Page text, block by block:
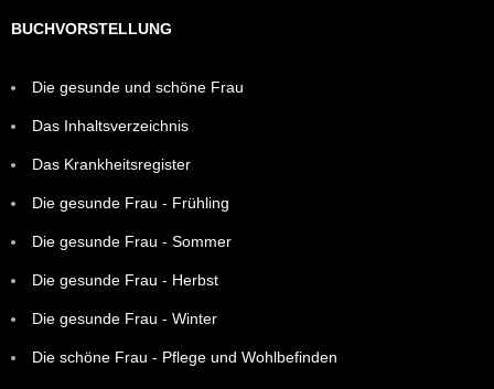
BUCHVORSTELLUNG
Die gesunde und schöne Frau
Das Inhaltsverzeichnis
Das Krankheitsregister
Die gesunde Frau - Frühling
Die gesunde Frau - Sommer
Die gesunde Frau - Herbst
Die gesunde Frau - Winter
Die schöne Frau - Pflege und Wohlbefinden